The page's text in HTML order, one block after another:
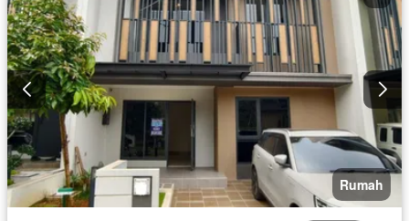
Rumah